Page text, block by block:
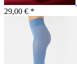
29,00 € *